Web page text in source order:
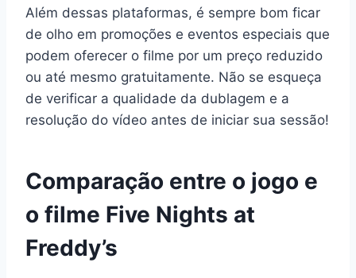
Além dessas plataformas, é sempre bom ficar
de olho em promoções e eventos especiais que
podem oferecer o filme por um preço reduzido
ou até mesmo gratuitamente. Não se esqueça
de verificar a qualidade da dublagem e a
resolução do vídeo antes de iniciar sua sessão!
Comparação entre o jogo e
o filme Five Nights at
Freddy’s